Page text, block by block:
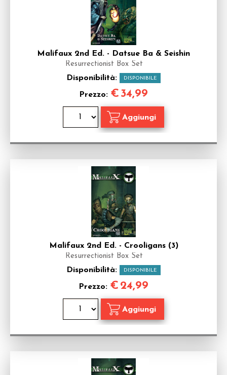
Malifaux 2nd Ed. - Datsue Ba & Seishin
Resurrectionist Box Set
Disponibilità: DISPONIBILE
Prezzo: € 34,99
Malifaux 2nd Ed. - Crooligans (3)
Resurrectionist Box Set
Disponibilità: DISPONIBILE
Prezzo: € 24,99